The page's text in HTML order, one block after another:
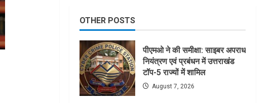
OTHER POSTS
पीएमओ ने की समीक्षा: साइबर अपराध
नियंत्रण एवं प्रबंधन में उत्तराखंड
टॉप-5 राज्यों में शामिल
August 7, 2026